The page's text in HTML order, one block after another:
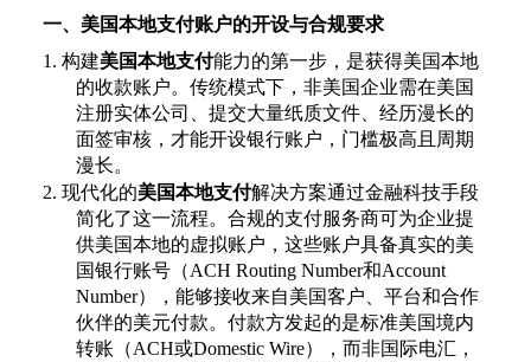
一、美国本地支付账户的开设与合规要求
1. 构建美国本地支付能力的第一步，是获得美国本地
的收款账户。传统模式下，非美国企业需在美国
注册实体公司、提交大量纸质文件、经历漫长的
面签审核，才能开设银行账户，门槛极高且周期
漫长。
2. 现代化的美国本地支付解决方案通过金融科技手段
简化了这一流程。合规的支付服务商可为企业提
供美国本地的虚拟账户，这些账户具备真实的美
国银行账号（ACH Routing Number和Account
Number），能够接收来自美国客户、平台和合作
伙伴的美元付款。付款方发起的是标准美国境内
转账（ACH或Domestic Wire），而非国际电汇，